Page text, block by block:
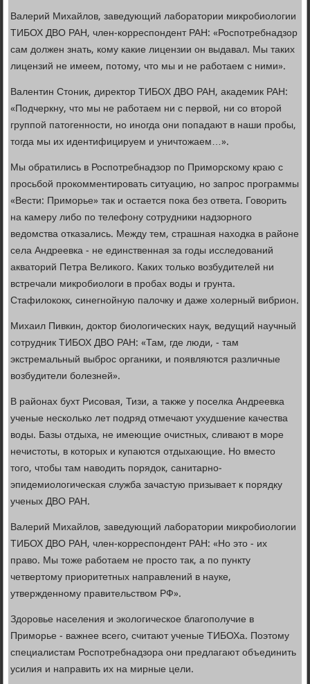
Валерий Михайлов, заведующий лаборатории микробиологии
ТИБОХ ДВО РАН, член-корреспондент РАН: «Роспотребнадзор
сам должен знать, кому какие лицензии он выдавал. Мы таких
лицензий не имеем, потому, что мы и не работаем с ними».
Валентин Стоник, директор ТИБОХ ДВО РАН, академик РАН:
«Подчеркну, что мы не работаем ни с первой, ни со второй
группой патогенности, но иногда они попадают в наши пробы,
тогда мы их идентифицируем и уничтожаем…».
Мы обратились в Роспотребнадзор по Приморскому краю с
просьбой прокомментировать ситуацию, но запрос программы
«Вести: Приморье» так и остается пока без ответа. Говорить
на камеру либо по телефону сотрудники надзорного
ведомства отказались. Между тем, страшная находка в районе
села Андреевка - не единственная за годы исследований
акваторий Петра Великого. Каких только возбудителей ни
встречали микробиологи в пробах воды и грунта.
Стафилококк, синегнойную палочку и даже холерный вибрион.
Михаил Пивкин, доктор биологических наук, ведущий научный
сотрудник ТИБОХ ДВО РАН: «Там, где люди, - там
экстремальный выброс органики, и появляются различные
возбудители болезней».
В районах бухт Рисовая, Тизи, а также у поселка Андреевка
ученые несколько лет подряд отмечают ухудшение качества
воды. Базы отдыха, не имеющие очистных, сливают в море
нечистоты, в которых и купаются отдыхающие. Но вместо
того, чтобы там наводить порядок, санитарно-
эпидемиологическая служба зачастую призывает к порядку
ученых ДВО РАН.
Валерий Михайлов, заведующий лаборатории микробиологии
ТИБОХ ДВО РАН, член-корреспондент РАН: «Но это - их
право. Мы тоже работаем не просто так, а по пункту
четвертому приоритетных направлений в науке,
утвержденному правительством РФ».
Здоровье населения и экологическое благополучие в
Приморье - важнее всего, считают ученые ТИБОХа. Поэтому
специалистам Роспотребнадзора они предлагают объединить
усилия и направить их на мирные цели.